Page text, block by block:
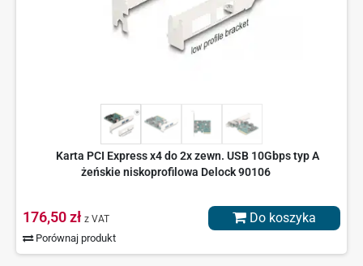
Karta PCI Express x4 do 2x zewn. USB 10Gbps typ A
żeńskie niskoprofilowa Delock 90106
176,50 zł z VAT
Porównaj produkt
Do koszyka